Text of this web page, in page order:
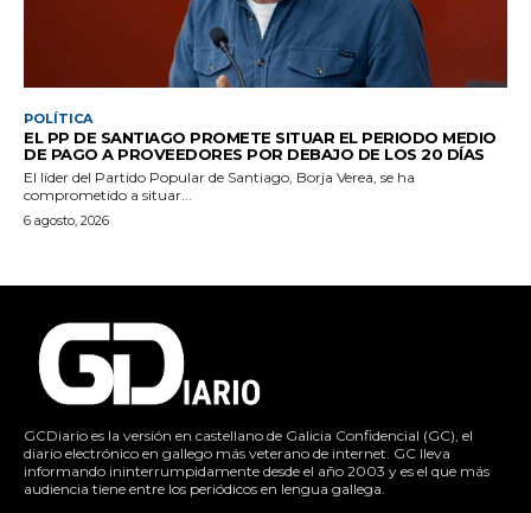
POLÍTICA
EL PP DE SANTIAGO PROMETE SITUAR EL PERIODO MEDIO
DE PAGO A PROVEEDORES POR DEBAJO DE LOS 20 DÍAS
El líder del Partido Popular de Santiago, Borja Verea, se ha
comprometido a situar...
6 agosto, 2026
GCDiario es la versión en castellano de Galicia Confidencial (GC), el
diario electrónico en gallego más veterano de internet. GC lleva
informando ininterrumpidamente desde el año 2003 y es el que más
audiencia tiene entre los periódicos en lengua gallega.